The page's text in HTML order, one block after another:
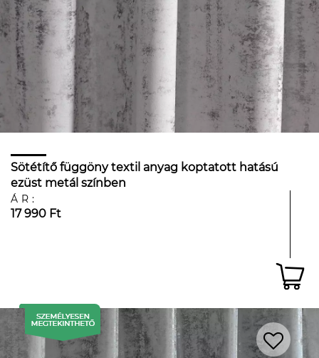
Sötétítő függöny textil anyag koptatott hatású
ezüst metál színben
ÁR:
17 990 Ft